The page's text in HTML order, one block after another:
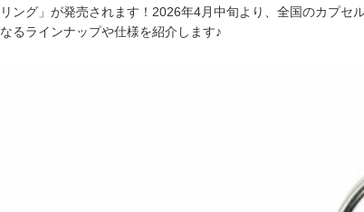
リング」が発売されます！2026年4月中旬より、全国のカプセ
なるラインナップや仕様を紹介します♪